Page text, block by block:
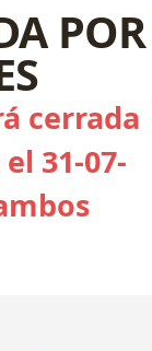
POR
cerrada
31-07-